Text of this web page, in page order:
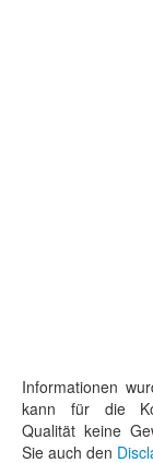
Informationen
kann für die
Qualität keine
Sie auch den